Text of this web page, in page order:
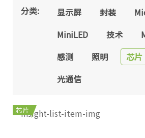
分类: 显示屏 封装
MiniLED
技术
感测
照明 芯片
光通信
芯片